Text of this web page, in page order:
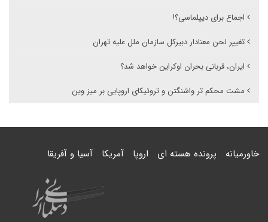
اجماع برای دیپلماسی؟!
تغییر لحن معنادار دبیرکل سازمان ملل علیه تهران
ایران، قربانی بحران اوکراین خواهد شد؟
مشت محکم تر واشنگتن و تروئیکای اروپایی بر میز وین
خاورمیانه پرونده هسته ای اروپا آمریکا آسیا و آفریقا